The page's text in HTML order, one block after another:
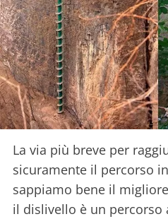
La via più breve per
sicuramente il percorso
sappiamo bene il
il dislivello è un percorso